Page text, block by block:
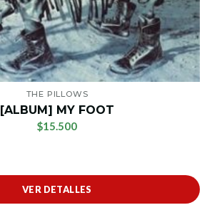
THE PILLOWS
[ALBUM] MY FOOT
$15.500
VER DETALLES